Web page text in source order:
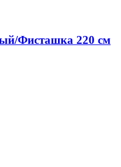
Фисташка 220 см